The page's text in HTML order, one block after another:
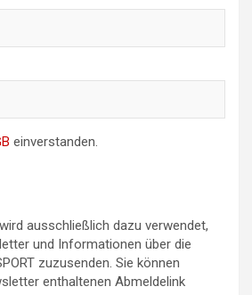
einverstanden.
ausschließlich dazu verwendet,
und Informationen über die
zuzusenden. Sie können
enthaltenen Abmeldelink